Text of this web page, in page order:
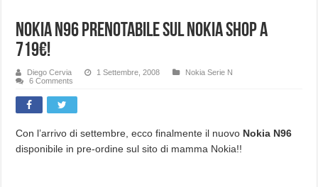
Nokia N96 prenotabile sul nokia shop a
719€!
Diego Cervia 1 Settembre, 2008
Nokia Serie N
6 Comments
Con l’arrivo di settembre, ecco finalmente il nuovo Nokia N96
disponibile in pre-ordine sul sito di mamma Nokia!!